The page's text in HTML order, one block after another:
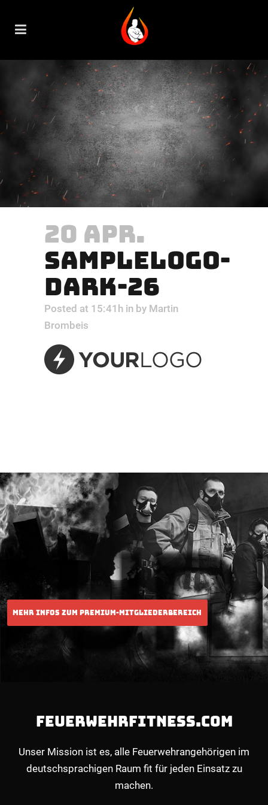
20 APR.
SAMPLELOGO-
DARK-26
Posted at 15:41h in by Martin
Brombeis
FEUERWEHRFITNESS.COM
Unser Mission ist es, alle Feuerwehrangehörigen im
deutschsprachigen Raum fit für jeden Einsatz zu
machen.